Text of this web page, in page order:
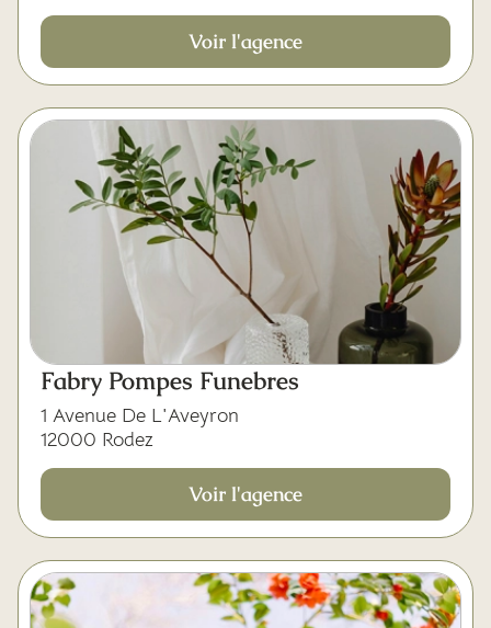
Voir l'agence
Fabry Pompes Funebres
1 Avenue De L'Aveyron
12000 Rodez
Voir l'agence